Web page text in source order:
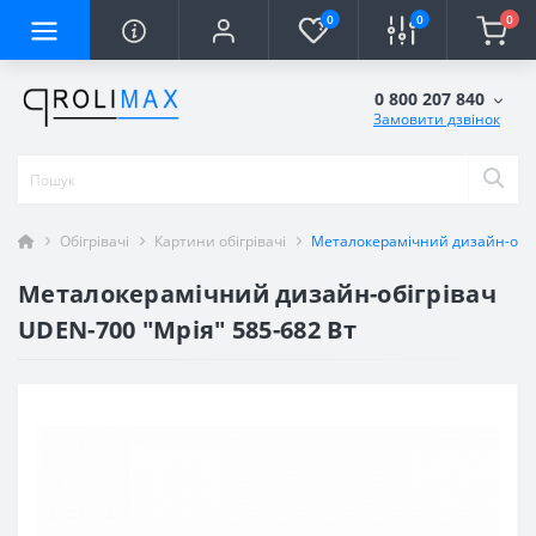
0 0 0
0 800 207 840
Замовити дзвінок
Обігрівачі Картини обігрівачі Металокерамічний дизайн-
Металокерамічний дизайн-обігрівач
UDEN-700 "Мрія" 585-682 Вт